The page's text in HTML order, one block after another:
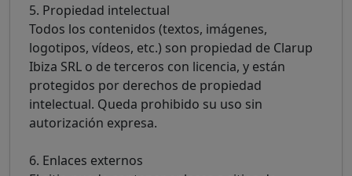
5. Propiedad intelectual
Todos los contenidos (textos, imágenes,
logotipos, vídeos, etc.) son propiedad de Clarup
Ibiza SRL o de terceros con licencia, y están
protegidos por derechos de propiedad
intelectual. Queda prohibido su uso sin
autorización expresa.
6. Enlaces externos